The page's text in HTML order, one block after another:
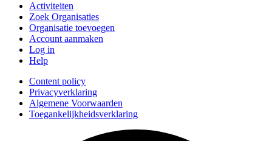
Activiteiten
Zoek Organisaties
Organisatie toevoegen
Account aanmaken
Log in
Help
Content policy
Privacyverklaring
Algemene Voorwaarden
Toegankelijkheidsverklaring